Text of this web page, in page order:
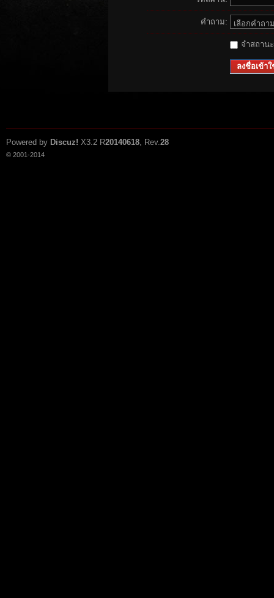
คำถาม:
จำสถาน
ลงชื่อเข้าใ
Powered by Discuz! X3.2 R20140618, Rev.28
© 2001-2014